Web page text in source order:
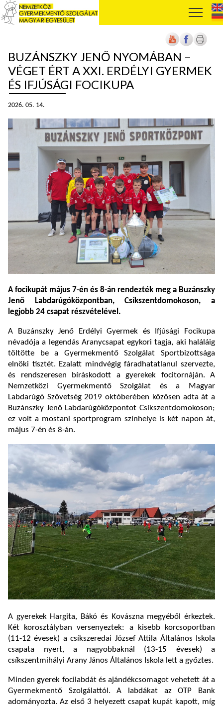
BUZÁNSZKY JENŐ NYOMÁBAN –
VÉGET ÉRT A XXI. ERDÉLYI GYERMEK
ÉS IFJÚSÁGI FOCIKUPA
2026. 05. 14.
A focikupát május 7-én és 8-án rendezték meg a Buzánszky
Jenő Labdarúgóközpontban, Csíkszentdomokoson, a
legjobb 24 csapat részvételével.
A Buzánszky Jenő Erdélyi Gyermek és Ifjúsági Focikupa
névadója a legendás Aranycsapat egykori tagja, aki haláláig
töltötte be a Gyermekmentő Szolgálat Sportbizottsága
elnöki tisztét. Ezalatt mindvégig fáradhatatlanul szervezte,
és rendszeresen bíráskodott a gyerekek focitornáján. A
Nemzetközi Gyermekmentő Szolgálat és a Magyar
Labdarúgó Szövetség 2019 októberében közösen adta át a
Buzánszky Jenő Labdarúgóközpontot Csíkszentdomokoson;
ez volt a mostani sportprogram színhelye is két napon át,
május 7-én és 8-án.
A gyerekek Hargita, Bákó és Kovászna megyéből érkeztek.
Két korosztályban versenyeztek: a kisebb korcsoportban
(11-12 évesek) a csíkszeredai József Attila Általános Iskola
csapata nyert, a nagyobbaknál (13-15 évesek) a
csíkszentmihályi Arany János Általános Iskola lett a győztes.
Minden gyerek focilabdát és ajándékcsomagot vehetett át a
Gyermekmentő Szolgálattól. A labdákat az OTP Bank
adományozta. Az első 3 helyezett csapat kupát kapott, míg